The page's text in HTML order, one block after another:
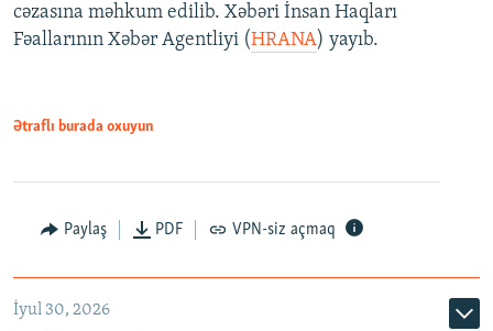
cəzasına məhkum edilib. Xəbəri İnsan Haqları
Fəallarının Xəbər Agentliyi (HRANA) yayıb.
Ətraflı burada oxuyun
Paylaş PDF VPN-siz açmaq
İyul 30, 2026